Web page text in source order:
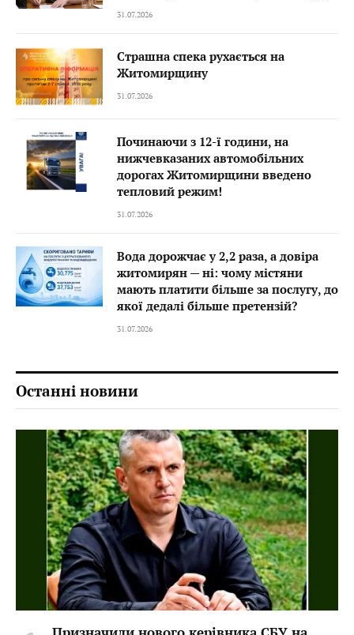
31.07.2026
Страшна спека рухається на
Житомирщину
31.07.2026
Починаючи з 12-ї години, на
нижчевказаних автомобільних
дорогах Житомирщини введено
тепловий режим!
31.07.2026
Вода дорожчає у 2,2 раза, а довіра
житомирян — ні: чому містяни
мають платити більше за послугу, до
якої дедалі більше претензій?
31.07.2026
Останні новини